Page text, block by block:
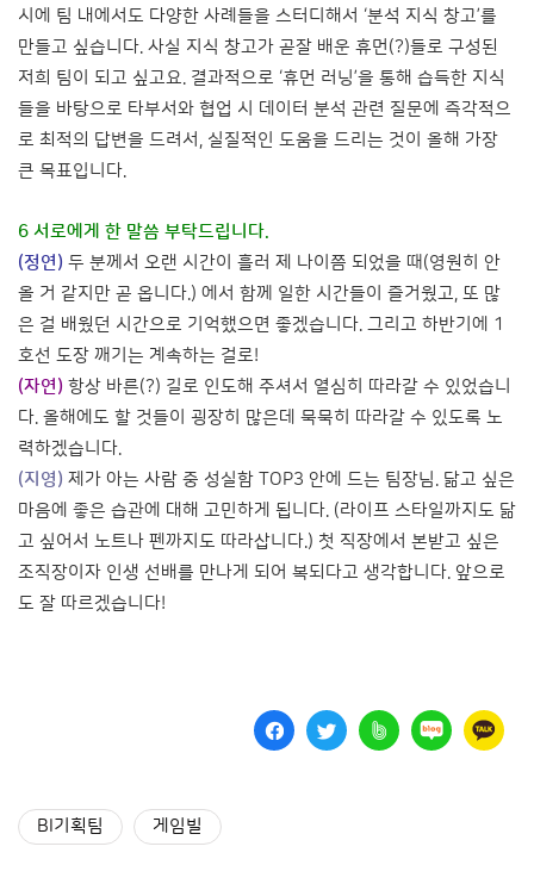
시에 팀 내에서도 다양한 사례들을 스터디해서 ‘분석 지식 창고’를
만들고 싶습니다. 사실 지식 창고가 곧잘 배운 휴먼(?)들로 구성된
저희 팀이 되고 싶고요. 결과적으로 ‘휴먼 러닝’을 통해 습득한 지식
들을 바탕으로 타부서와 협업 시 데이터 분석 관련 질문에 즉각적으
로 최적의 답변을 드려서, 실질적인 도움을 드리는 것이 올해 가장
큰 목표입니다.
6 서로에게 한 말씀 부탁드립니다.
(정연) 두 분께서 오랜 시간이 흘러 제 나이쯤 되었을 때(영원히 안
올 거 같지만 곧 옵니다.) 에서 함께 일한 시간들이 즐거웠고, 또 많
은 걸 배웠던 시간으로 기억했으면 좋겠습니다. 그리고 하반기에 1
호선 도장 깨기는 계속하는 걸로!
(자연) 항상 바른(?) 길로 인도해 주셔서 열심히 따라갈 수 있었습니
다. 올해에도 할 것들이 굉장히 많은데 묵묵히 따라갈 수 있도록 노
력하겠습니다.
(지영) 제가 아는 사람 중 성실함 TOP3 안에 드는 팀장님. 닮고 싶은
마음에 좋은 습관에 대해 고민하게 됩니다. (라이프 스타일까지도 닮
고 싶어서 노트나 펜까지도 따라삽니다.) 첫 직장에서 본받고 싶은
조직장이자 인생 선배를 만나게 되어 복되다고 생각합니다. 앞으로
도 잘 따르겠습니다!
BI기획팀 게임빌